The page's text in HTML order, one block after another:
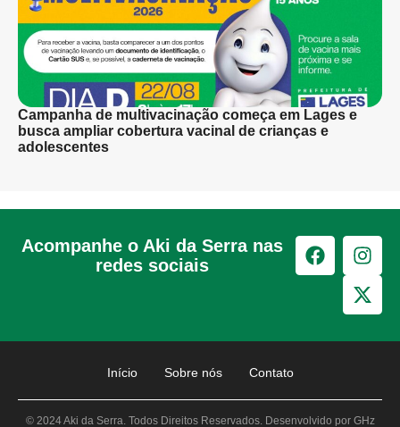
Campanha de multivacinação começa em Lages e
busca ampliar cobertura vacinal de crianças e
adolescentes
Acompanhe o Aki da Serra nas
redes sociais
Início Sobre nós Contato
© 2024 Aki da Serra. Todos Direitos Reservados. Desenvolvido por GHz